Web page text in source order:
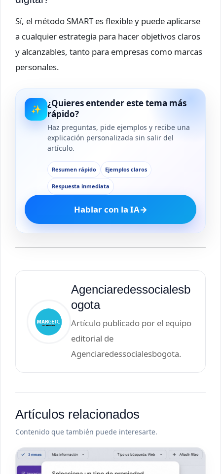
Sí, el método SMART es flexible y puede aplicarse
a cualquier estrategia para hacer objetivos claros
y alcanzables, tanto para empresas como marcas
personales.
✨
¿Quieres entender este tema más
rápido?
Haz preguntas, pide ejemplos y recibe una
explicación personalizada sin salir del
artículo.
Resumen rápido Ejemplos claros
Respuesta inmediata
Hablar con la IA→
Agenciaredessocialesb
ogota
Artículo publicado por el equipo
editorial de
Agenciaredessocialesbogota.
Artículos relacionados
Contenido que también puede interesarte.